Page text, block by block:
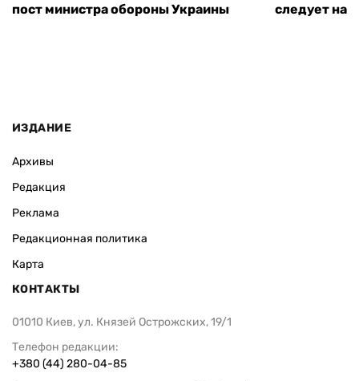
пост министра обороны Украины
следует
ИЗДАНИЕ
Архивы
Редакция
Реклама
Редакционная политика
Карта
КОНТАКТЫ
01010 Киев, ул. Князей Острожских, 19/1
Телефон редакции:
+380 (44) 280-04-85